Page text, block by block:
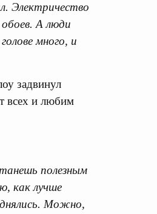
Электричество
А люди
много, и
задвинул
всех и любим
полезным
как лучше
Можно,